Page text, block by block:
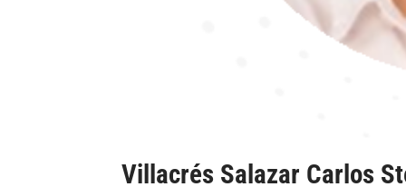
Villacrés Salazar Carlos